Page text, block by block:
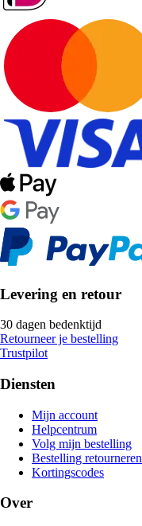
Levering en retour
30 dagen bedenktijd
Retourneer je bestelling
Trustpilot
Diensten
Mijn account
Helpcentrum
Volg mijn bestelling
Bestelling retourneren
Kortingscodes
Over